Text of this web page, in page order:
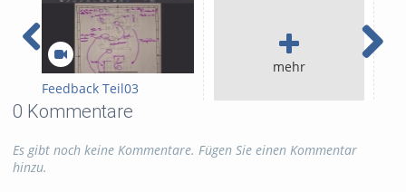
Feedback Teil03
mehr
0 Kommentare
Es gibt noch keine Kommentare. Fügen Sie einen Kommentar
hinzu.